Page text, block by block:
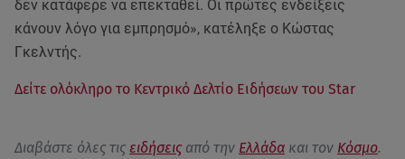
δεν κατάφερε να επεκταθεί. Οι πρώτες ενδείξεις
κάνουν λόγο για εμπρησμό», κατέληξε ο Κώστας
Γκελντής.
Δείτε ολόκληρο το Κεντρικό Δελτίο Ειδήσεων του Star
Διαβάστε όλες τις ειδήσεις από την Ελλάδα και τον Κόσμο.